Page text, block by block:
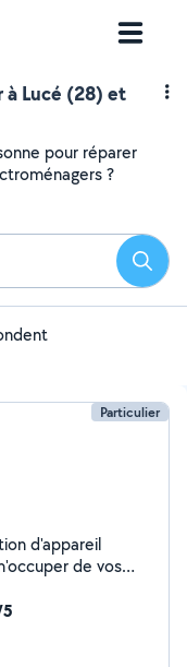
à Lucé (28) et
pour réparer
?
Particulier
d'appareil
de vos
extérieurs.